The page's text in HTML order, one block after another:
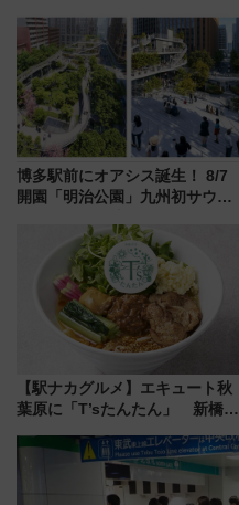
三浦海岸を堪能できるお出かけ
プランもご紹介
博多駅前にオアシス誕生！ 8/7
開園「明治公園」九州初サウナ
品グルメ登場で駅前の過ごし方
はどう変わる？
【駅ナカグルメ】エキュート秋
葉原に「T’sたんたん」 新橋に
饅」、オムライス専門店「肉と
たまご」新グルメ続々登場！
【2026年8月】